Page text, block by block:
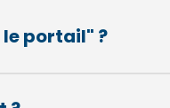
portail" ?